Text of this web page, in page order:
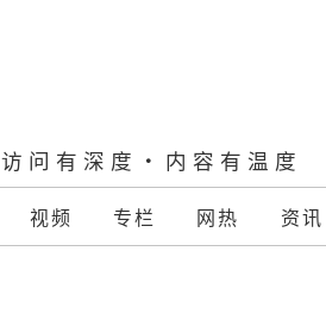
访问有深度·内容有温度
视频 专栏 网热 资讯